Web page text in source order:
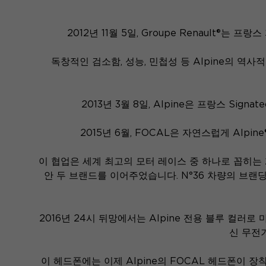
2012년 11월 5일, Groupe Renault®는 프랑
독창적인 검소함, 성능, 민첩성 등 Alpine의 역사
2013년 3월 8일, Alpine은 프랑스
2015년 6월, FOCAL은 자연스럽게
이 협업은 세계 최고의 모터 레이스 중 하나로 꼽히
안 두 브랜드를 이어주었습니다. N°36 차량의 브
2016년 24시 뒤망에서는 Alpine 전용 블루 컬러로
신 무전
이 헤드폰에는 이제 Alpine의 FOCAL 헤드폰이 장